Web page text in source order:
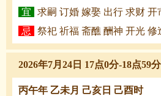
宜
求嗣 订婚 嫁娶 出行 求财 开
忌
祭祀 祈福 斋醮 酬神 开光 修
2026年7月24日 17点0分-18点59
丙午年 乙未月 己亥日 己酉时